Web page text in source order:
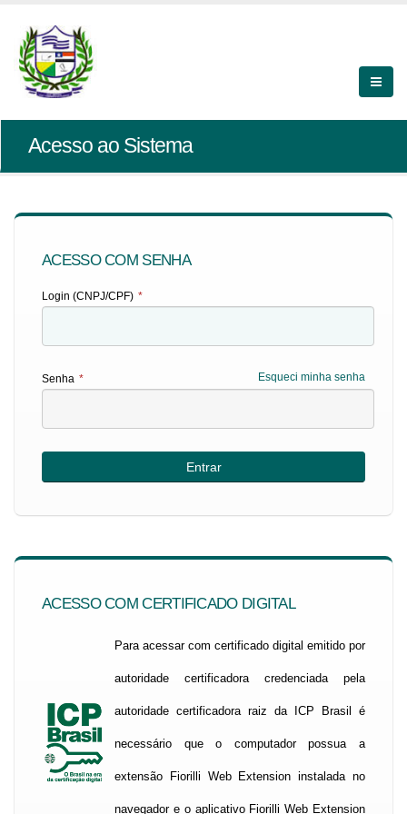
Acesso ao Sistema
ACESSO COM SENHA
Login (CNPJ/CPF) *
Esqueci minha senha
Senha *
ACESSO COM CERTIFICADO DIGITAL
Para acessar com certificado digital emitido por
autoridade certificadora credenciada pela
autoridade certificadora raiz da ICP Brasil é
necessário que o computador possua a
extensão Fiorilli Web Extension instalada no
navegador e o aplicativo Fiorilli Web Extension